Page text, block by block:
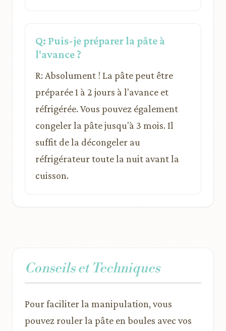
Q: Puis-je préparer la pâte à
l'avance ?
R: Absolument ! La pâte peut être
préparée 1 à 2 jours à l'avance et
réfrigérée. Vous pouvez également
congeler la pâte jusqu'à 3 mois. Il
suffit de la décongeler au
réfrigérateur toute la nuit avant la
cuisson.
Conseils et Techniques
Pour faciliter la manipulation, vous
pouvez rouler la pâte en boules avec vos